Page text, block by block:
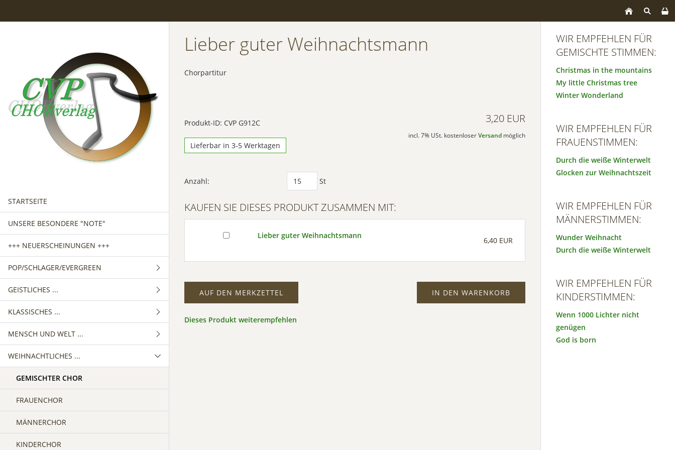
STARTSEITE
UNSERE BESONDERE "NOTE"
+++ NEUERSCHEINUNGEN +++
POP/SCHLAGER/EVERGREEN
GEMISCHTER CHOR
FRAUENCHOR
MÄNNERCHOR
GEISTLICHES ...
GEMISCHTER CHOR
FRAUENCHOR
MÄNNERCHOR
KLASSISCHES ...
GEMISCHTER CHOR
FRAUENCHOR
MÄNNERCHOR
MENSCH UND WELT ...
GEMISCHTER CHOR
FRAUENCHOR
MÄNNERCHOR
WEIHNACHTLICHES ...
GEMISCHTER CHOR
FRAUENCHOR
MÄNNERCHOR
KINDERCHOR
Lieber guter Weihnachtsmann
Chorpartitur
Produkt-ID: CVP G912C
Lieferbar in 3-5 Werktagen
3,20 EUR
incl. 7% USt. kostenloser Versandmöglich
Anzahl: St
KAUFEN SIE DIESES PRODUKT ZUSAMMEN MIT:
Lieber guter Weihnachtsmann
6,40 EUR
IN DEN WARENKORB
AUF DEN MERKZETTEL
Dieses Produkt weiterempfehlen
WIR EMPFEHLEN FÜR
GEMISCHTE STIMMEN:
Christmas in the mountains
My little Christmas tree
Winter Wonderland
WIR EMPFEHLEN FÜR
FRAUENSTIMMEN:
Durch die weiße Winterwelt
Glocken zur Weihnachtszeit
WIR EMPFEHLEN FÜR
MÄNNERSTIMMEN:
Wunder Weihnacht
Durch die weiße Winterwelt
WIR EMPFEHLEN FÜR
KINDERSTIMMEN:
Wenn 1000 Lichter nicht
genügen
God is born